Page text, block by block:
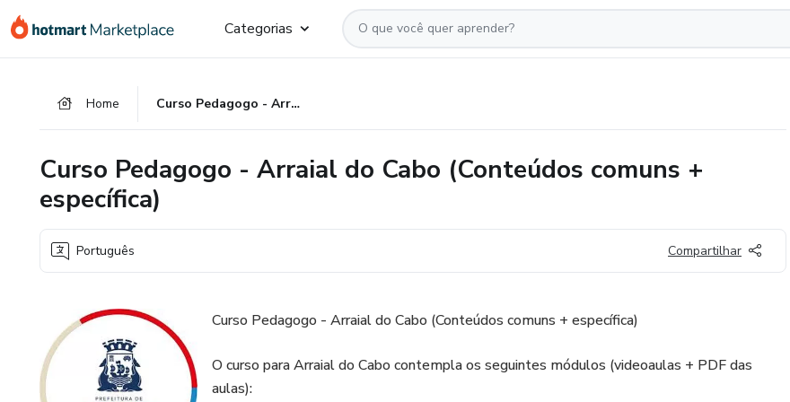
para
para
para
Categorias
Home Curso Pedagogo - Arraial do Cabo (Conteúdos comuns + específica)
Curso Pedagogo - Arraial do Cabo (Conteúdos comuns +
específica)
Português Compartilhar
Curso Pedagogo - Arraial do Cabo (Conteúdos comuns + específica)
O curso para Arraial do Cabo contempla os seguintes módulos (videoaulas + PDF das
aulas):